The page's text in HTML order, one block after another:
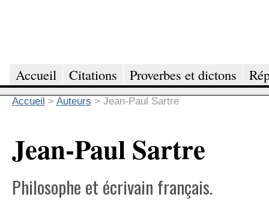
Accueil Citations Proverbes et dictons
Accueil > Auteurs > Jean-Paul Sartre
Jean-Paul Sartre
Philosophe et écrivain français.